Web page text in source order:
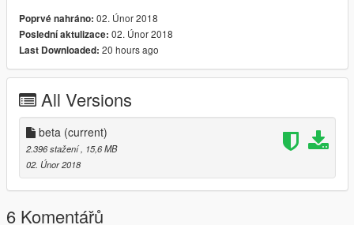
Poprvé nahráno: 02. Únor 2018
Poslední aktulizace: 02. Únor 2018
Last Downloaded: 20 hours ago
All Versions
beta (current)
2.396 stažení, 15,6 MB
02. Únor 2018
6 Komentářů